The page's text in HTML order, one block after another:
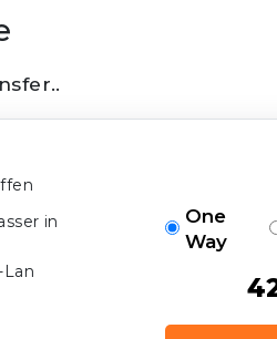
in
One
Way